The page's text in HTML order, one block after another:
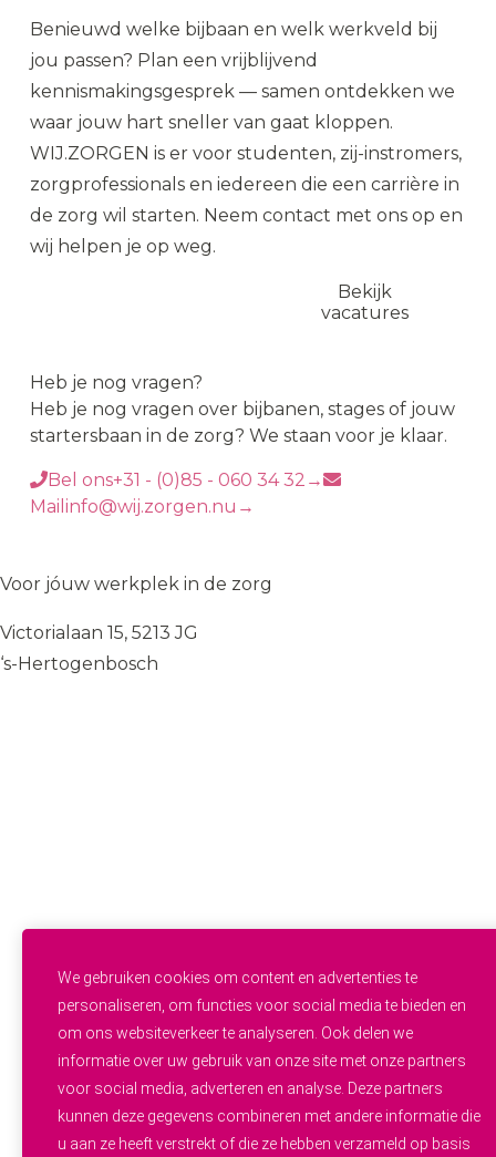
We gebruiken cookies om content en advertenties te
personaliseren, om functies voor social media te bieden en
om ons websiteverkeer te analyseren. Ook delen we
informatie over uw gebruik van onze site met onze partners
voor social media, adverteren en analyse. Deze partners
kunnen deze gegevens combineren met andere informatie die
u aan ze heeft verstrekt of die ze hebben verzameld op basis
Benieuwd welke bijbaan en welk werkveld bij
jou passen? Plan een vrijblijvend
kennismakingsgesprek — samen ontdekken we
waar jouw hart sneller van gaat kloppen.
WIJ.ZORGEN is er voor studenten, zij-instromers,
zorgprofessionals en iedereen die een carrière in
de zorg wil starten. Neem contact met ons op en
wij helpen je op weg.
Bekijk
vacatures
Heb je nog vragen?
Heb je nog vragen over bijbanen, stages of jouw
startersbaan in de zorg? We staan voor je klaar.
Bel ons+31 - (0)85 - 060 34 32 →
Mail info@wij.zorgen.nu →
Voor jóuw werkplek in de zorg
Victorialaan 15, 5213 JG
‘s-Hertogenbosch
Helpende Plus
Zij-instroom
Professionals
Werken en leren
OVER WIJ.ZORGEN
Alle vacatures
Zorgpersoneel gezocht